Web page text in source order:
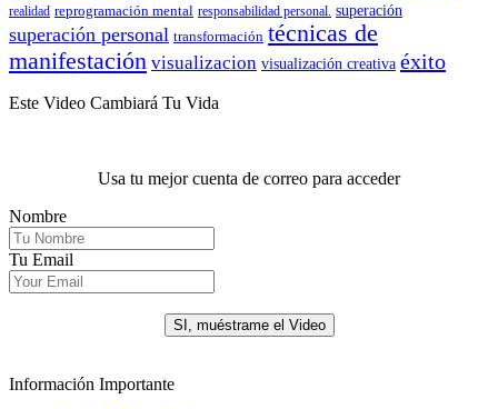
realidad reprogramación mental responsabilidad personal. superación
superación personal transformación técnicas de
manifestación visualizacion visualización creativa éxito
Este Video Cambiará Tu Vida
Usa tu mejor cuenta de correo para acceder
Nombre
Tu Email
SI, muéstrame el Video
Información Importante